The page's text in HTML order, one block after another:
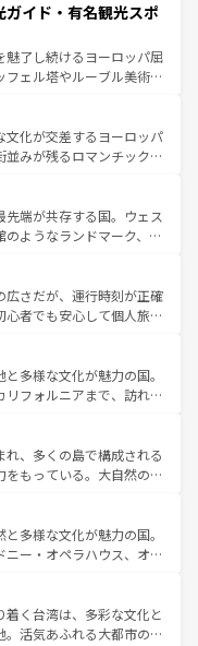
れない旅をしてみよう！
なフラメンコ、熱気あふ
が生活の一部となってい
雰囲気や、バルセロナの
は古代ローマ遺跡や中世
異なるスペインはその個
れる人を魅了する。 なお、新着のスペイン情報は コ
。
イド・有名観光スポ
魅了し続けるヨーロッパ屈
ェル塔やルーブル美術館
華麗な宮殿、歴史的な大
かな自然が、訪れる者を心
は美食の国としても知ら
ランス、プロヴァンスの
な楽しみ方が可能だ。さ
溢れており、どの街角に
全く異なる文化を体験で
フランス情報はコンテンツ一覧
文化が交差するヨーロッパ
みが残るロマンチック街
も飽きることがない。ベ
州のアルプスの絶景、そ
った風景は必見。ビール
。 なお、新着の
参照してほしい。
端が共存する国。ウェス
ようなランドマーク、歴
た、優雅なアフタヌーン
ない英国パブ、サッカー観
験も豊富。イギリスを旅
広さだが、運行時刻が正確
者でも安心して個人旅行
スならではのユニークな
でなく町歩きも満喫する
ため物価も高いが、旅行
もできる。 なお、新
覧 を参照してほしい。
多様な文化が魅力の国。
フォルニアまで、訪れる
ッピング、エンターテイ
ットだ。一方、アメリカ
ドキャニオンやイエロー
と美食が融合した独特の
各地域で異なる魅力を楽
歴史を感じることができ
メリカ
てほしい。
、多くの島で構成される
もっている。大自然の神
の観光地といえばオアフ
マウイ島やカウアイ島が
輝く海をはじめ、豊かな
を迎えてくれるハワイの
やハワイアンミュージッ
べてがハワイの魅力を彩
多様な文化が魅力の国。
ー・オペラハウス、オー
るウルル（エアーズロッ
やケアンズの熱帯雨林な
カフェやワイン、オージ
く台湾は、多彩な文化と
活気あふれる大都市の台